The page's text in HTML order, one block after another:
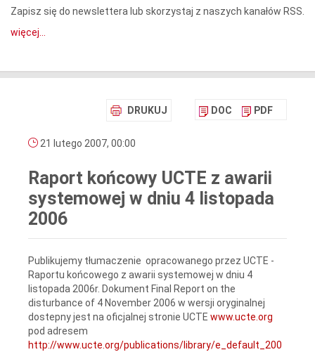
Zapisz się do newslettera lub skorzystaj z naszych kanałów RSS.
więcej...
DRUKUJ DOC PDF
21 lutego 2007, 00:00
Raport końcowy UCTE z awarii
systemowej w dniu 4 listopada
2006
Publikujemy tłumaczenie opracowanego przez UCTE -
Raportu końcowego z awarii systemowej w dniu 4
listopada 2006r. Dokument Final Report on the
disturbance of 4 November 2006 w wersji oryginalnej
dostepny jest na oficjalnej stronie UCTE www.ucte.org
pod adresem
http://www.ucte.org/publications/library/e_default_200